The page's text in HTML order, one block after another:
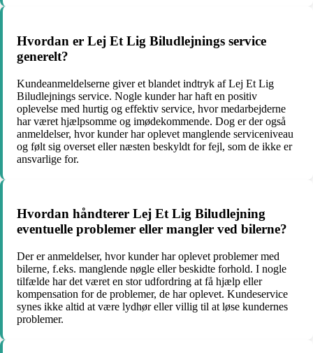
Hvordan er Lej Et Lig Biludlejnings service
generelt?
Kundeanmeldelserne giver et blandet indtryk af Lej Et Lig
Biludlejnings service. Nogle kunder har haft en positiv
oplevelse med hurtig og effektiv service, hvor medarbejderne
har været hjælpsomme og imødekommende. Dog er der også
anmeldelser, hvor kunder har oplevet manglende serviceniveau
og følt sig overset eller næsten beskyldt for fejl, som de ikke er
ansvarlige for.
Hvordan håndterer Lej Et Lig Biludlejning
eventuelle problemer eller mangler ved bilerne?
Der er anmeldelser, hvor kunder har oplevet problemer med
bilerne, f.eks. manglende nøgle eller beskidte forhold. I nogle
tilfælde har det været en stor udfordring at få hjælp eller
kompensation for de problemer, de har oplevet. Kundeservice
synes ikke altid at være lydhør eller villig til at løse kundernes
problemer.